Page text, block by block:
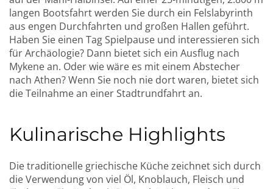
langen Bootsfahrt werden Sie durch ein Felslabyrinth
aus engen Durchfahrten und großen Hallen geführt.
Haben Sie einen Tag Spielpause und interessieren sich
für Archäologie? Dann bietet sich ein Ausflug nach
Mykene an. Oder wie wäre es mit einem Abstecher
nach Athen? Wenn Sie noch nie dort waren, bietet sich
die Teilnahme an einer Stadtrundfahrt an.
Kulinarische Highlights
Die traditionelle griechische Küche zeichnet sich durch
die Verwendung von viel Öl, Knoblauch, Fleisch und